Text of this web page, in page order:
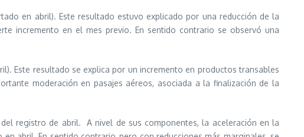
en abril). Este resultado estuvo explicado por una reducción de la
incremento en el mes previo. En sentido contrario se observó una
Este resultado se explica por un incremento en productos transables
moderación en pasajes aéreos, asociada a la finalización de la
registro de abril. A nivel de sus componentes, la aceleración en la